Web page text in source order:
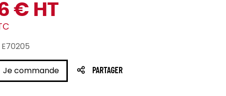
€ HT
Je commande PARTAGER